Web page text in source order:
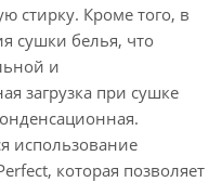
стирку. Кроме того, в
сушки белья, что
и
загрузка при сушке
использование
которая позволяет